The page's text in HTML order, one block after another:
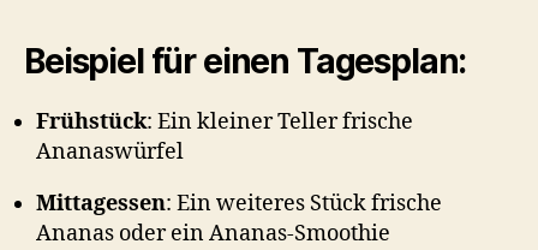
Beispiel für einen Tagesplan:
Frühstück: Ein kleiner Teller frische
Ananaswürfel
Mittagessen: Ein weiteres Stück frische
Ananas oder ein Ananas-Smoothie